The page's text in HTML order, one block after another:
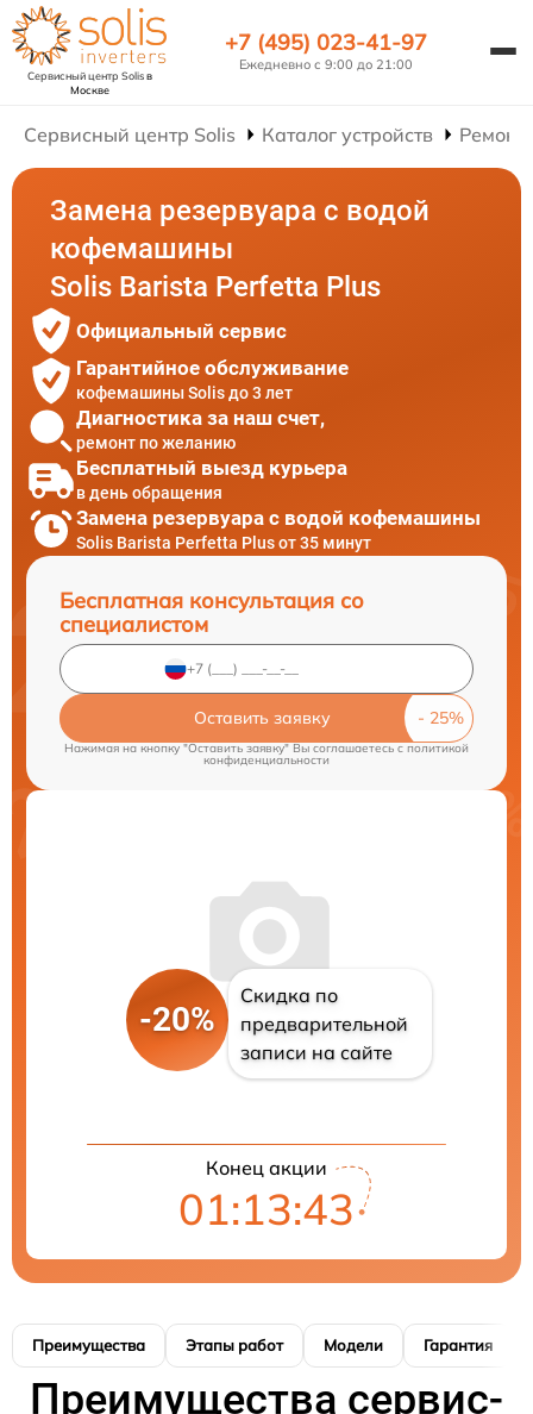
Сервисный центр Solisв
Москве
+7 (495) 023-41-97
Ежедневно с 9:00 до 21:00
Сервисный центр Solis Каталог устройств
Замена резервуара с водой
кофемашины
Solis Barista Perfetta Plus
Официальный сервис
Гарантийное обслуживание
кофемашины Solis до 3 лет
Диагностика за наш счет,
ремонт по желанию
Бесплатный выезд курьера
в день обращения
Замена резервуара с водой кофемашины
Solis Barista Perfetta Plus от 35 минут
Бесплатная консультация со
специалистом
Оставить заявку
Нажимая на кнопку "Оставить заявку" Вы соглашаетесь cполитикой
конфиденциальности
-20%
Скидка по
предварительной
записи на сайте
Конец акции
01:13:42
Преимущества Этапы работ Модели Гарантия
Преимущества сервис-